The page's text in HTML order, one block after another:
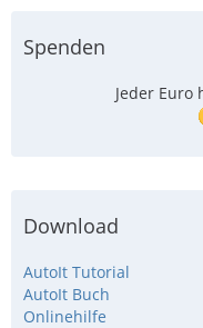
Spenden
Jeder Euro
Download
AutoIt Tutorial
AutoIt Buch
Onlinehilfe